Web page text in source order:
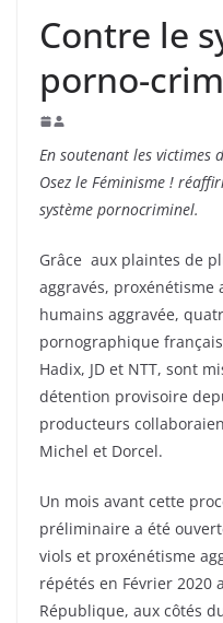
Contre le
porno-
En soutenant les victimes
Osez le Féminisme !
système pornocriminel.
Grâce aux plaintes de
aggravés, proxénétisme
humains aggravée,
pornographique
Hadix, JD et NTT, sont
détention provisoire
producteurs
Michel et Dorcel.
Un mois avant cette
préliminaire a été
viols et proxénétisme
répétés en Février 2020
République, aux côtés